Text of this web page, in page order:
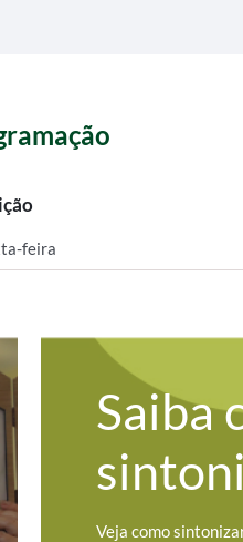
feira
Saiba
Veja como